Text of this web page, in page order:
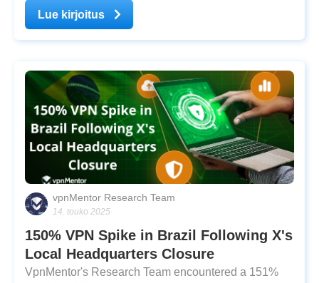
allowed access to its site from within the country and
subsequently geo-blocked French IP
Lue kirjoitus
vpnMentor Research Team
14. touko 2025
150% VPN Spike in Brazil Following X's
Local Headquarters Closure
VpnMentor's Research Team encountered a 151%